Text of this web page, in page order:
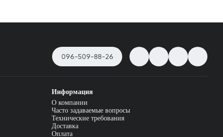
096-509-88-26
Информация
О компании
Часто задаваемые вопросы
Технические требования
Доставка
Оплата